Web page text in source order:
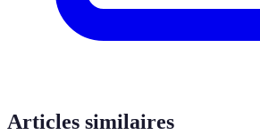
Articles similaires